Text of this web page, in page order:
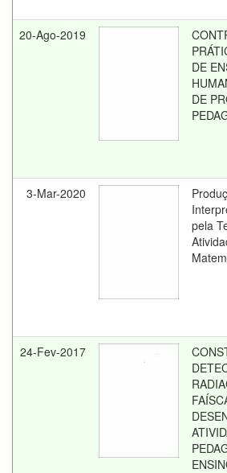
20-Ago-2019
DE
DE
3-Mar-2020
pela
24-Fev-2017